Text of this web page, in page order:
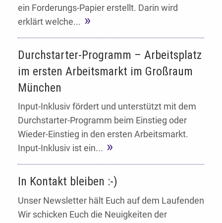
ein Forderungs-Papier erstellt. Darin wird
erklärt welche...
Durchstarter-Programm – Arbeitsplatz
im ersten Arbeitsmarkt im Großraum
München
Input-Inklusiv fördert und unterstützt mit dem
Durchstarter-Programm beim Einstieg oder
Wieder-Einstieg in den ersten Arbeitsmarkt.
Input-Inklusiv ist ein...
In Kontakt bleiben :-)
Unser Newsletter hält Euch auf dem Laufenden
Wir schicken Euch die Neuigkeiten der